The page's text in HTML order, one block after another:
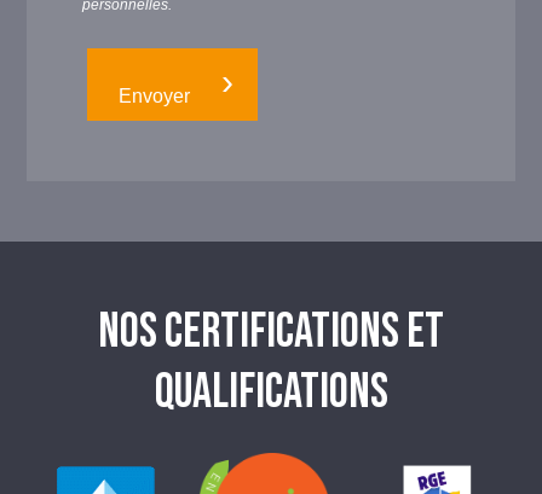
personnelles.
NOS CERTIFICATIONS ET
QUALIFICATIONS